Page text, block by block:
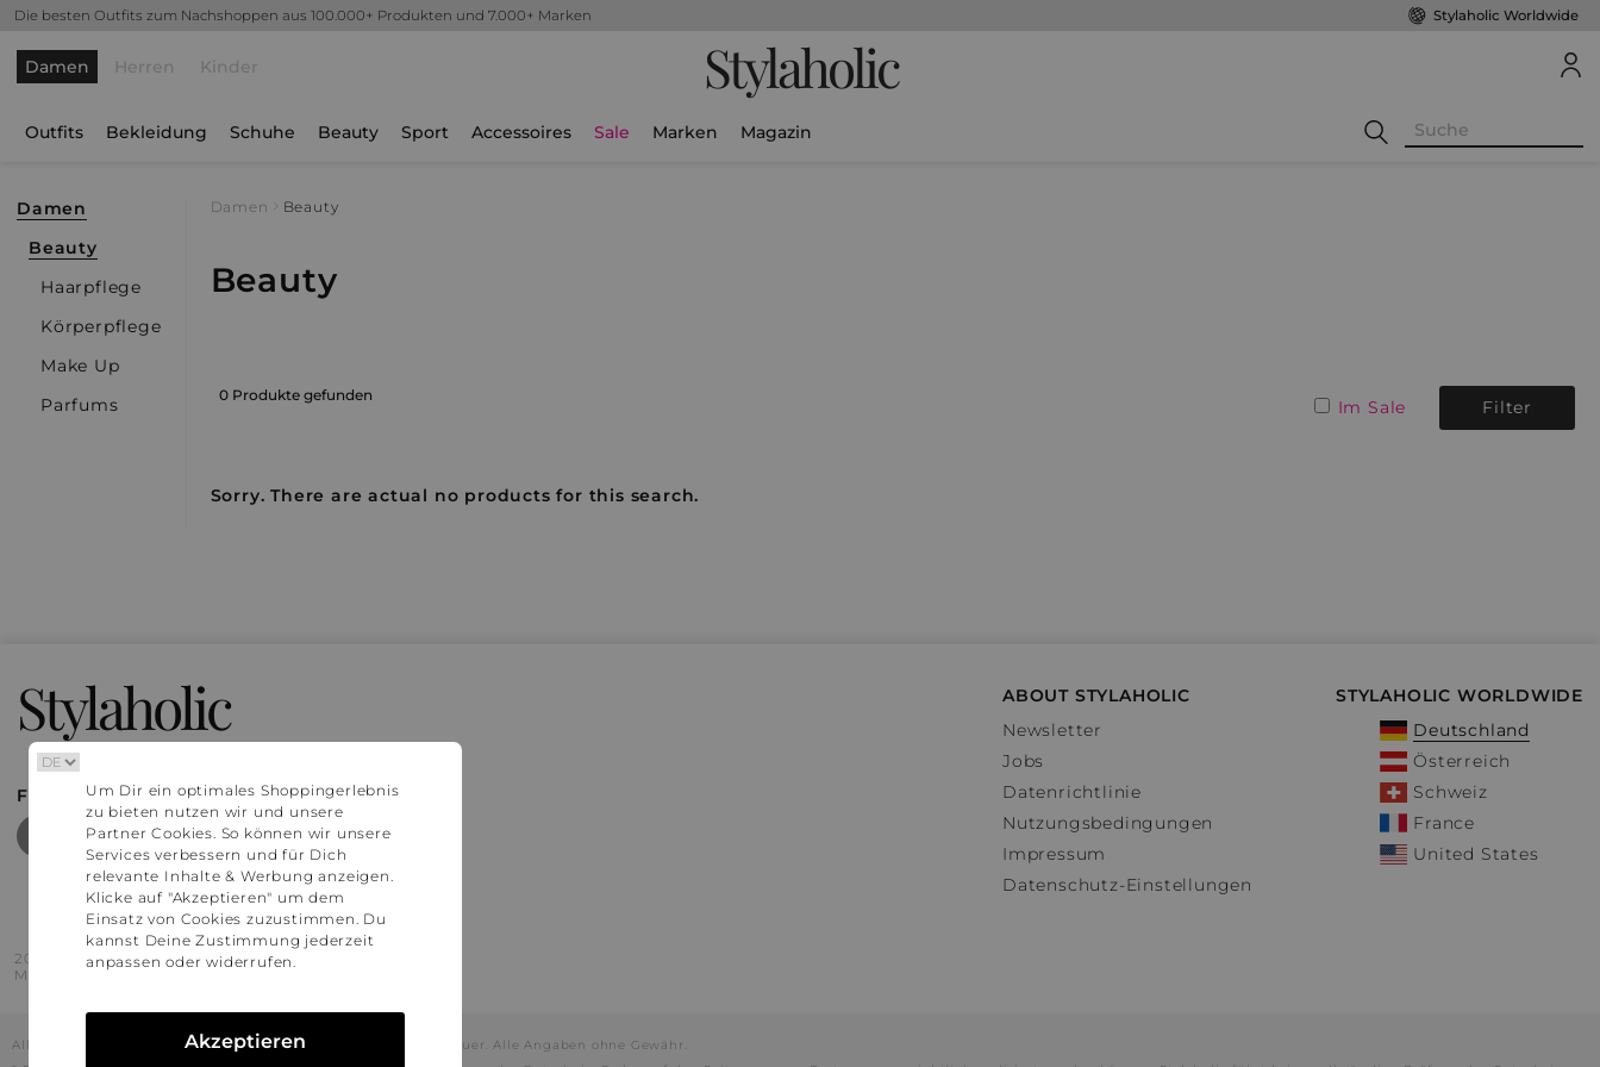
Die besten Outfits zum Nachshoppen aus 100.000+ Produkten und 7.000+ Marken Stylaholic Worldwide
Damen Herren Kinder Stylaholic
Outfits Bekleidung Schuhe Beauty Sport Accessoires Sale Marken Magazin
Damen
Beauty
Haarpflege
Körperpflege
Make Up
Parfums
Damen Beauty
Beauty
0 Produkte gefunden
Im Sale Filter
Sorry. There are actual no products for this search.
Stylaholic
FIND MORE INSPIRATION
ABOUT STYLAHOLIC
Newsletter
Jobs
Datenrichtlinie
Nutzungsbedingungen
Impressum
Datenschutz-Einstellungen
STYLAHOLIC WORLDWIDE
Deutschland
Österreich
Schweiz
France
United States
2016 - 2026 © Stylaholic.
Made for you with love in munich.
Alle Preise inkl. der jeweils geltenden gesetzlichen Mehrwertsteuer. Alle Angaben ohne Gewähr.
Um Dir ein optimales Shoppingerlebnis
zu bieten nutzen wir und unsere
Partner Cookies. So können wir unsere
Services verbessern und für Dich
relevante Inhalte & Werbung anzeigen.
Klicke auf "Akzeptieren" um dem
Einsatz von Cookies zuzustimmen. Du
kannst Deine Zustimmung jederzeit
anpassen oder widerrufen.
Akzeptieren